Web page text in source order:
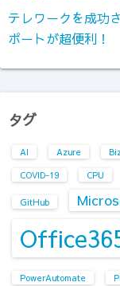
テレワークを成功
ポートが超便利！
タグ
AI Azure
COVID-19
CPU
GitHub
PowerAutomate